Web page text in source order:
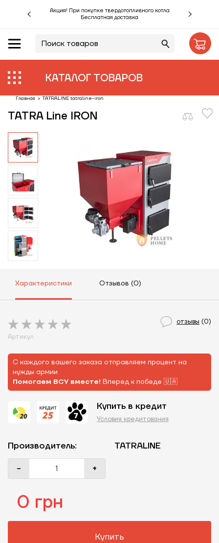
Акция! При покупке твердотопливного котла
Бесплатная доставка
КАТАЛОГ ТОВАРОВ
Акции %
Производители
Объекты
Монтаж
Клиентам
Статьи
Контакты
Главная > TATRALINE tatraline-iron
TATRA Line IRON
Характеристики Отзывов (0)
отзывы (0)
Артикул
С каждого вашего заказа отправляем процент на
нужды армии
Помогаем ВСУ вместе! Вперед к победе 🇺🇦
Купить в кредит
Условия кредитования
Производитель:
TATRALINE
-
+
0 грн
Купить